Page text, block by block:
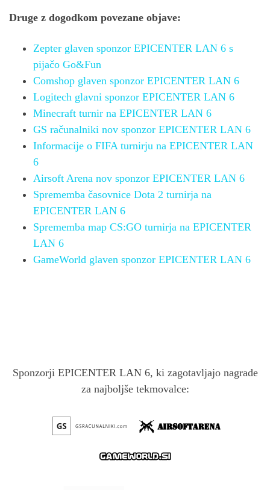
Druge z dogodkom povezane objave:
Zepter glaven sponzor EPICENTER LAN 6 s
pijačo Go&Fun
Comshop glaven sponzor EPICENTER LAN 6
Logitech glavni sponzor EPICENTER LAN 6
Minecraft turnir na EPICENTER LAN 6
GS računalniki nov sponzor EPICENTER LAN 6
Informacije o FIFA turnirju na EPICENTER LAN
6
Airsoft Arena nov sponzor EPICENTER LAN 6
Sprememba časovnice Dota 2 turnirja na
EPICENTER LAN 6
Sprememba map CS:GO turnirja na EPICENTER
LAN 6
GameWorld glaven sponzor EPICENTER LAN 6
Sponzorji EPICENTER LAN 6, ki zagotavljajo nagrade
za najboljše tekmovalce: